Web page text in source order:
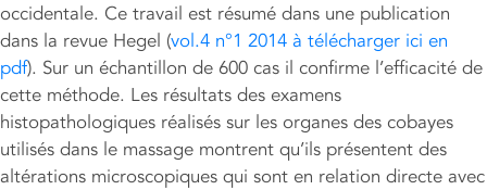
occidentale. Ce travail est résumé dans une publication
dans la revue Hegel (vol.4 n°1 2014 à télécharger ici en
pdf). Sur un échantillon de 600 cas il confirme l’efficacité de
cette méthode. Les résultats des examens
histopathologiques réalisés sur les organes des cobayes
utilisés dans le massage montrent qu’ils présentent des
altérations microscopiques qui sont en relation directe avec